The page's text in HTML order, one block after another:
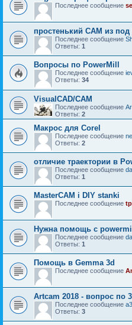
Последнее сообщение
простенький CAM из под
Последнее сообщение
Ответы: 1
Вопросы по PowerMill
Последнее сообщение
Ответы: 34
VisualCAD/CAM
Последнее сообщение
Ответы: 2
Макрос для Corel
Последнее сообщение
Ответы: 2
отличие траектории в
Последнее сообщение
Ответы: 1
MasterCAM i DIY stanki
Последнее сообщение
Нужна помощь с powermill
Последнее сообщение
Ответы: 1
Помощь в Gemma 3d
Последнее сообщение
Artcam 2018 - вопрос по
Последнее сообщение
Ответы: 3